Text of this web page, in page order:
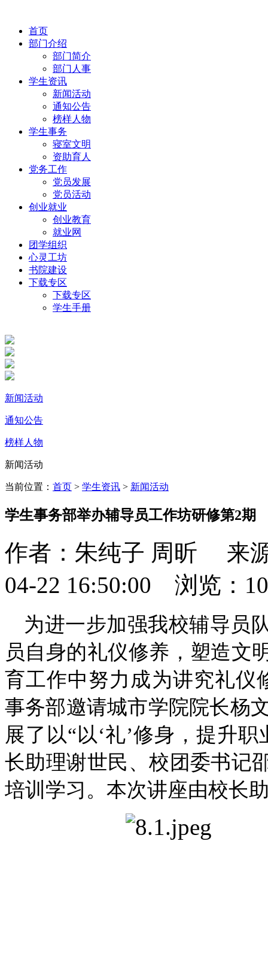
首页
部门介绍
部门简介
部门人事
学生资讯
新闻活动
通知公告
榜样人物
学生事务
寝室文明
资助育人
党务工作
党员发展
党员活动
创业就业
创业教育
就业网
团学组织
心灵工坊
书院建设
下载专区
下载专区
学生手册
新闻活动
通知公告
榜样人物
新闻活动
当前位置： 首页 > 学生资讯 > 新闻活动
学生事务部举办辅导员工作坊研修第2期
作者：朱纯子 周昕 来
04-22 16:50:00 浏览：
为进一步加强我校辅导员
员自身的礼仪修养，塑造文
育工作中努力成为讲究礼仪
事务部邀请城市学院院长杨
展了以“以‘礼’修身，提升
长助理谢世民、校团委书记
培训学习。本次讲座由校长